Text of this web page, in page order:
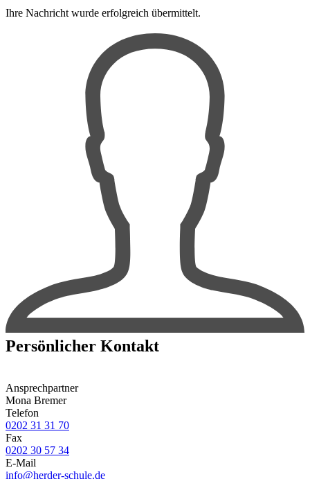
Ihre Nachricht wurde erfolgreich übermittelt.
Persönlicher Kontakt
Ansprechpartner
Mona Bremer
Telefon
0202 31 31 70
Fax
0202 30 57 34
E-Mail
info@herder-schule.de